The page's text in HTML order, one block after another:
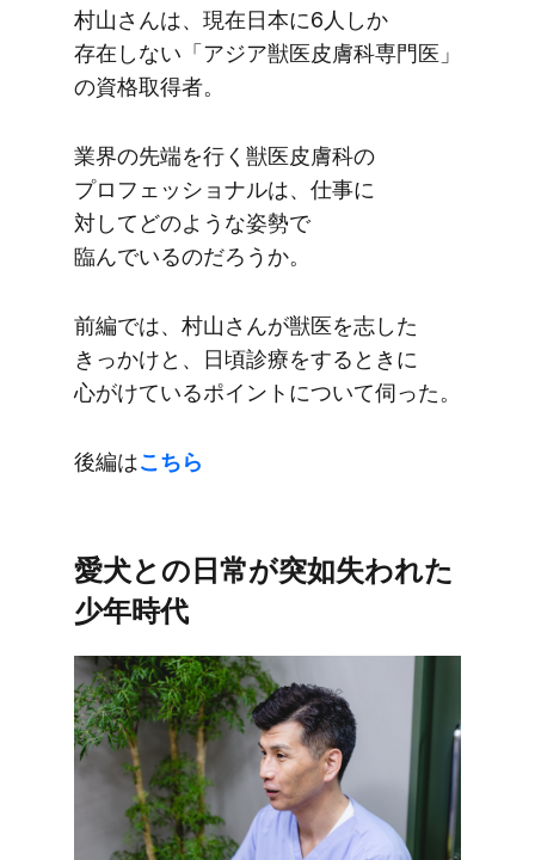
村山さんは、​現在日本に​6人しか​
存在しない​「アジア獣医皮膚科専門医」
の​資格取得者。
業界の​先端を​行く​獣医皮膚科の​
プロフェッショナルは、​仕事に​
対してどのような​姿勢で​
臨んでいるのだろうか。
前編では、​村山さんが​獣医を​志した​
きっかけと、​日頃診療を​する​ときに​
心がけている​ポイントに​ついて​伺った。
後編は​こちら
愛犬との​日常が​突如失われた​
少年​時代